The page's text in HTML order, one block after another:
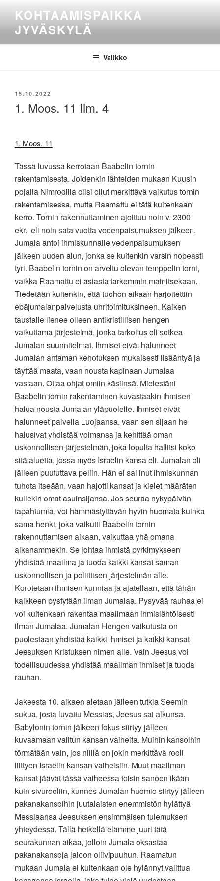
sisältöönKOHTAAMISPAIKKA
JYVÄSKYLÄ
Valikko
JULKAISTU
15.10.2022
1. Moos. 11 Ilm. 4
1. Moos. 11
Tässä luvussa kerrotaan Baabelin tornin
rakentamisesta. Joidenkin lähteiden mukaan Kuusin
pojalla Nimrodilla olisi ollut merkittävä vaikutus tornin
rakentamisessa, mutta Raamattu ei tätä kuitenkaan
kerro. Tornin rakennuttaminen ajoittuu noin v. 2300
ekr., eli noin sata vuotta vedenpaisumuksen jälkeen.
Jumala antoi ihmiskunnalle vedenpaisumuksen
jälkeen uuden alun, jonka se kuitenkin varsin nopeasti
tyri. Baabelin tornin on arveltu olevan temppelin torni,
vaikka Raamattu ei asiasta tarkemmin mainitsekaan.
Tiedetään kuitenkin, että tuohon aikaan harjoitettiin
epäjumalanpalvelusta uhritoimituksineen. Kaiken
taustalle lienee olleen antikristillisen hengen
vaikuttama järjestelmä, jonka tarkoitus oli sotkea
Jumalan suunnitelmat. Ihmiset eivät halunneet
Jumalan antaman kehotuksen mukaisesti lisääntyä ja
täyttää maata, vaan nousta kapinaan Jumalaa
vastaan. Ottaa ohjat omiin käsiinsä. Mielestäni
Baabelin tornin rakentaminen kuvastaakin ihmisen
halua nousta Jumalan yläpuolelle. Ihmiset eivät
halunneet palvella Luojaansa, vaan sen sijaan he
halusivat yhdistää voimansa ja kehittää oman
uskonnollisen järjestelmän, joka lopulta hallitsi koko
sitä aluetta, jossa myös Israelin kansa eli. Jumalan oli
jälleen puututtava peliin. Hän ei sallinut ihmiskunnan
tuhota itseään, vaan hajotti kansat ja kielet määräten
kullekin omat asuinsijansa. Jos seuraa nykypäivän
tapahtumia, voi hämmästyttävän hyvin huomata kuinka
sama henki, joka vaikutti Baabelin tornin
rakennuttamisen aikaan, vaikuttaa yhä omana
aikanammekin. Se johtaa ihmistä pyrkimykseen
yhdistää maailma ja tuoda kaikki kansat saman
uskonnollisen ja poliittisen järjestelmän alle.
Korotetaan ihmisen kunniaa ja ajatellaan, että tähän
kaikkeen pystytään ilman Jumalaa. Pysyvää rauhaa ei
voi kuitenkaan rakentaa maailmaan ihmislähtöisesti
ilman Jumalaa. Jumalan Hengen vaikutusta on
puolestaan yhdistää kaikki ihmiset ja kaikki kansat
Jeesuksen Kristuksen nimen alle. Vain Jeesus voi
todellisuudessa yhdistää maailman ihmiset ja tuoda
rauhan.
Jakeesta 10. alkaen aletaan jälleen tutkia Seemin
sukua, josta luvattu Messias, Jeesus sai alkunsa.
Babylonin tornin jälkeen fokus siirtyy jälleen
kuvaamaan valitun kansan vaiheita. Muihin kansoihin
törmätään vain, jos niillä on jokin merkittävä rooli
liittyen Israelin kansan vaiheisiin. Muut maailman
kansat jäävät tässä vaiheessa toisin sanoen ikään
kuin sivurooliin, kunnes Jumalan huomio siirtyy jälleen
pakanakansoihin juutalaisten enemmistön hylättyä
Messiaansa Jeesuksen ensimmäisen tulemuksen
yhteydessä. Tällä hetkellä elämme juuri tätä
seurakunnan aikaa, jolloin Jumala oksastaa
pakanakansoja jaloon oliivipuuhun. Raamatun
mukaan Jumala ei kuitenkaan ole hylännyt valittua